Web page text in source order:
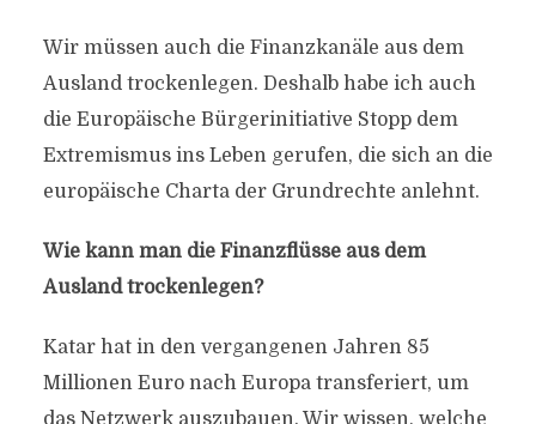
Wir müssen auch die Finanzkanäle aus dem
Ausland trockenlegen. Deshalb habe ich auch
die Europäische Bürgerinitiative Stopp dem
Extremismus ins Leben gerufen, die sich an die
europäische Charta der Grundrechte anlehnt.
Wie kann man die Finanzflüsse aus dem
Ausland trockenlegen?
Katar hat in den vergangenen Jahren 85
Millionen Euro nach Europa transferiert, um
das Netzwerk auszubauen. Wir wissen, welche